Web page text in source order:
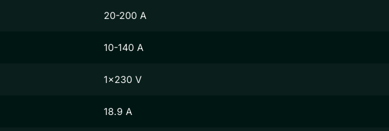
20-200 A
10-140 A
1x230 V
18.9 A